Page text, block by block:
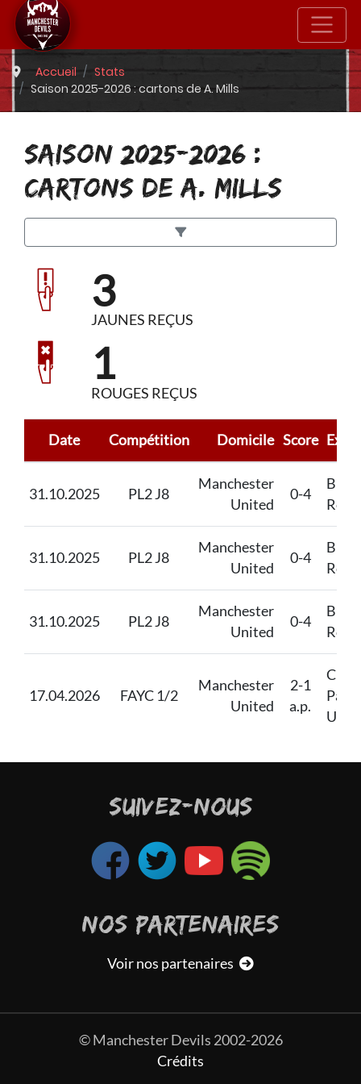
Accueil
Stats
Saison 2025-2026 : cartons de A. Mills
SAISON 2025-2026 :
CARTONS DE A. MILLS
3
JAUNES REÇUS
1
ROUGES REÇUS
Date Compétition Domicile Score
31.10.2025 PL2 J8
Manchester
United
0-4
31.10.2025 PL2 J8
Manchester
United
0-4
31.10.2025 PL2 J8
Manchester
United
0-4
17.04.2026 FAYC 1/2
Manchester
United
2-1
a.p.
U18
SUIVEZ-NOUS
NOS PARTENAIRES
Voir nos partenaires
© Manchester Devils 2002-2026
Crédits